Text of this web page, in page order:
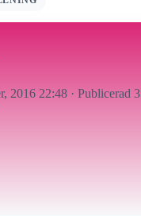
2016 22:48 · Publicerad 3